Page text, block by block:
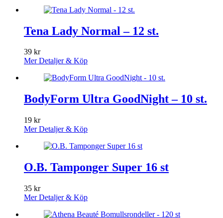
Tena Lady Normal – 12 st.
39 kr
Mer Detaljer & Köp
BodyForm Ultra GoodNight – 10 st.
19 kr
Mer Detaljer & Köp
O.B. Tamponger Super 16 st
35 kr
Mer Detaljer & Köp